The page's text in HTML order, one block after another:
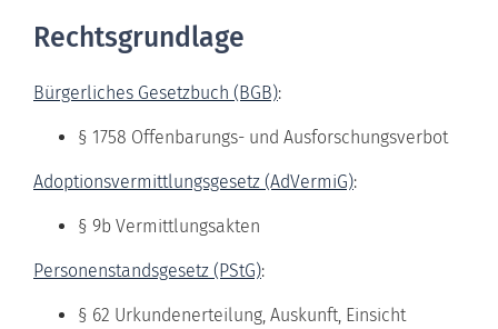
Rechtsgrundlage
Bürgerliches Gesetzbuch (BGB):
§ 1758 Offenbarungs- und Ausforschungsverbot
Adoptionsvermittlungsgesetz (AdVermiG):
§ 9b Vermittlungsakten
Personenstandsgesetz (PStG):
§ 62 Urkundenerteilung, Auskunft, Einsicht